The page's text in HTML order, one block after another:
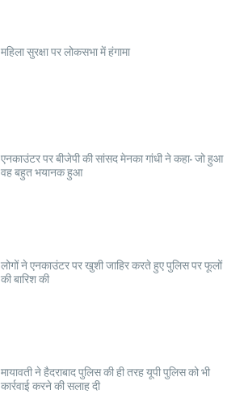
महिला सुरक्षा पर लोकसभा में हंगामा
एनकाउंटर पर बीजेपी की सांसद मेनका गांधी ने कहा- जो हुआ
वह बहुत भयानक हुआ
लोगों ने एनकाउंटर पर खुशी जाहिर करते हुए पुलिस पर फूलों
की बारिश की
मायावती ने हैदराबाद पुलिस की ही तरह यूपी पुलिस को भी
कार्रवाई करने की सलाह दी